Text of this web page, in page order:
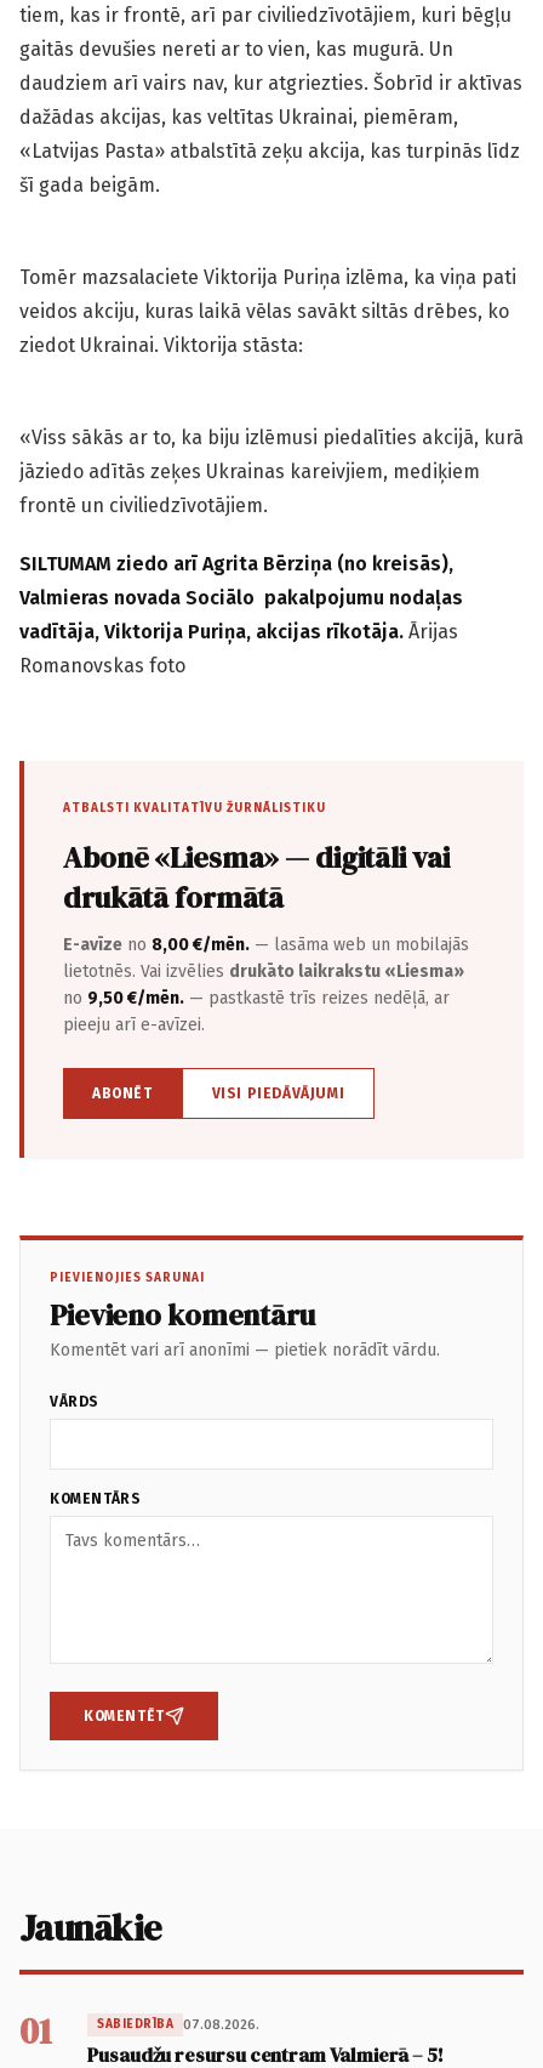
tiem, kas ir frontē, arī par civiliedzīvotājiem, kuri bēgļu
gaitās devušies nereti ar to vien, kas mugurā. Un
daudziem arī vairs nav, kur atgriezties. Šobrīd ir aktīvas
dažādas akcijas, kas veltītas Ukrainai, piemēram,
«Latvijas Pasta» atbalstītā zeķu akcija, kas turpinās līdz
šī gada beigām.
Tomēr mazsalaciete Viktorija Puriņa izlēma, ka viņa pati
veidos akciju, kuras laikā vēlas savākt siltās drēbes, ko
ziedot Ukrainai. Viktorija stāsta:
«Viss sākās ar to, ka biju izlēmusi piedalīties akcijā, kurā
jāziedo adītās zeķes Ukrainas kareivjiem, mediķiem
frontē un civil­iedzīvotājiem.
SILTUMAM ziedo arī Agrita Bērziņa (no kreisās),
Valmieras novada Sociālo pakalpojumu nodaļas
vadītāja, Viktorija Puriņa, akcijas rīkotāja. Ārijas
Romanovskas foto
ATBALSTI KVALITATĪVU ŽURNĀLISTIKU
Abonē «Liesma» — digitāli vai
drukātā formātā
E-avīze no 8,00 €/mēn. — lasāma web un mobilajās
lietotnēs. Vai izvēlies drukāto laikrakstu «Liesma»
no 9,50 €/mēn. — pastkastē trīs reizes nedēļā, ar
pieeju arī e-avīzei.
ABONĒT VISI PIEDĀVĀJUMI
PIEVIENOJIES SARUNAI
Pievieno komentāru
Komentēt vari arī anonīmi — pietiek norādīt vārdu.
VĀRDS
KOMENTĀRS
KOMENTĒT
Jaunākie
01 SABIEDRĪBA 07.08.2026.
Pusaudžu resursu centram Valmierā – 5!